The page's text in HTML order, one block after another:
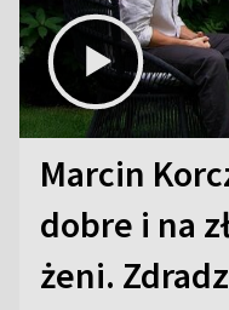
Marcin
dobre i na
żeni.